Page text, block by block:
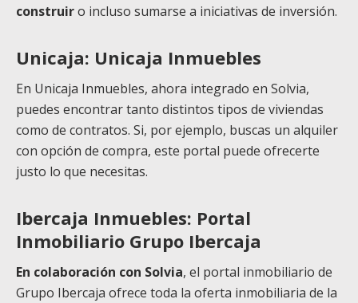
construiro incluso sumarse a iniciativas de inversión.
Unicaja: Unicaja Inmuebles
En Unicaja Inmuebles, ahora integrado en Solvia,
puedes encontrar tanto distintos tipos de viviendas
como de contratos. Si, por ejemplo, buscas un alquiler
con opción de compra, este portal puede ofrecerte
justo lo que necesitas.
Ibercaja Inmuebles: Portal
Inmobiliario Grupo Ibercaja
En colaboración con Solvia, el portal inmobiliario de
Grupo Ibercaja ofrece toda la oferta inmobiliaria de la